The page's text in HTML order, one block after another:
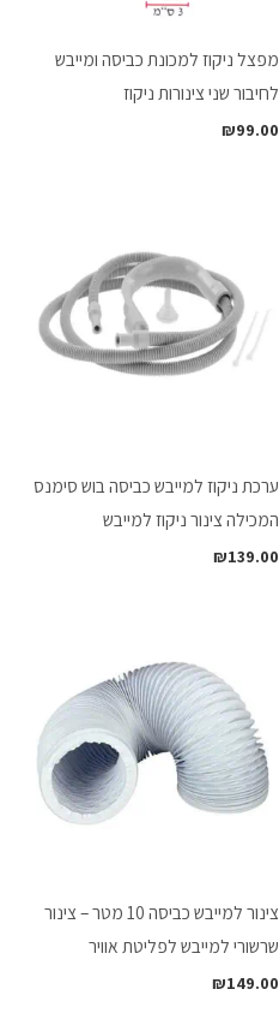
מפצל ניקוז למכונת כביסה ומייבש
לחיבור שני צינורות ניקוז
₪99.00
ערכת ניקוז למייבש כביסה בוש סימנס
המכילה צינור ניקוז למייבש
₪139.00
צינור למייבש כביסה 10 מטר – צינור
שרשורי למייבש לפליטת אוויר
₪149.00